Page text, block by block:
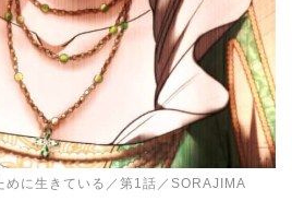
めに生きている／第1話／SORAJIMA